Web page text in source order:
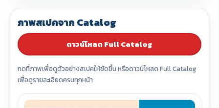
ภาพสเปคจาก Catalog
ดาวน์โหลด Full Catalog
กดที่ภาพเพื่อดูตัวอย่างสเปคให้ชัดขึ้น หรือดาวน์โหลด Full Catalog
เพื่อดูรายละเอียดครบทุกหน้า